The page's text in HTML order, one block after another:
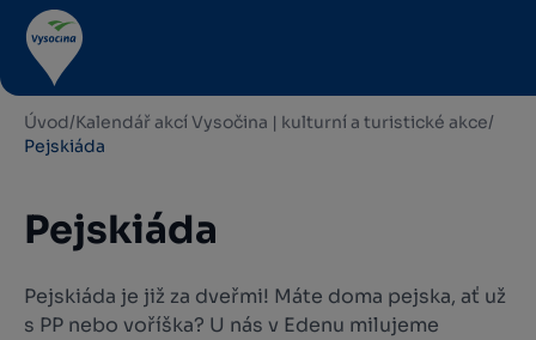
Úvod/Kalendář akcí Vysočina | kulturní a turistické akce/
Pejskiáda
Pejskiáda
Pejskiáda je již za dveřmi! Máte doma pejska, ať už
s PP nebo voříška? U nás v Edenu milujeme